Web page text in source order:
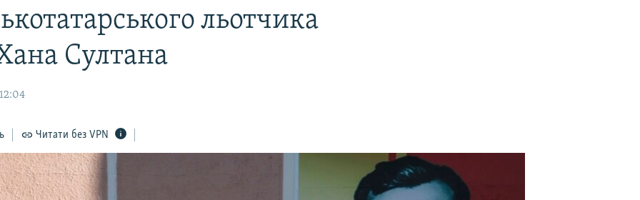
льотчика
Султана
Читати без VPN